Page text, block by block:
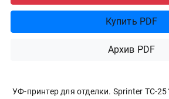
Купить PDF
Архив PDF
УФ-принтер для отделки. Sprinter ТС-